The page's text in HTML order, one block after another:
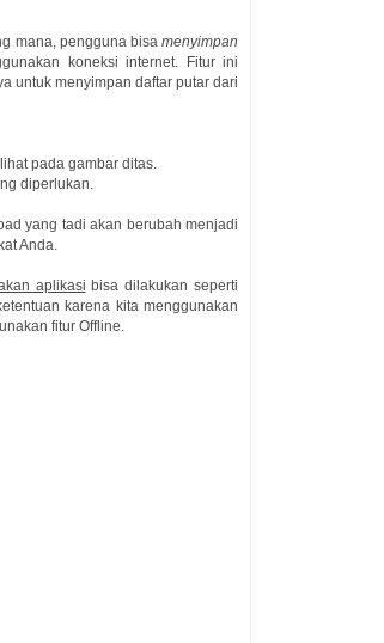
mana, pengguna bisa menyimpan
koneksi internet. Fitur ini
untuk menyimpan daftar putar dari
pada gambar ditas.
diperlukan.
yang tadi akan berubah menjadi
Anda.
aplikasi bisa dilakukan seperti
karena kita menggunakan
fitur Offline.